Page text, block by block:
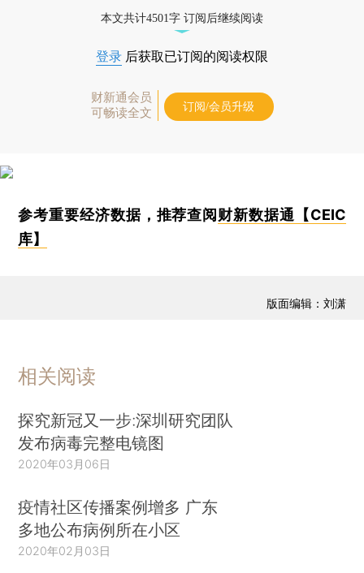
本文共计4501字 订阅后继续阅读
登录 后获取已订阅的阅读权限
财新通会员
可畅读全文
订阅/会员升级
参考重要经济数据，推荐查阅 财新数据通【CEIC
库】
版面编辑：刘潇
相关阅读
探究新冠又一步:深圳研究团队
发布病毒完整电镜图
2020年03月06日
疫情社区传播案例增多 广东
多地公布病例所在小区
2020年02月03日